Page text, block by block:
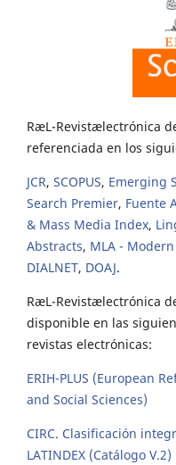
RæL-Revistælectrónica
referenciada en los
JCR, SCOPUS, Emerging
Search Premier, Fuente
& Mass Media Index,
Abstracts, MLA -
DIALNET, DOAJ.
RæL-Revistælectrónica
disponible en las
revistas electrónicas:
ERIH-PLUS (European
and Social Sciences)
CIRC. Clasificación
LATINDEX (Catálogo V.2)